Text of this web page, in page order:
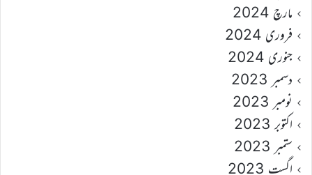
مارچ 2024
فروری 2024
جنوری 2024
دسمبر 2023
نومبر 2023
اکتوبر 2023
ستمبر 2023
اگست 2023